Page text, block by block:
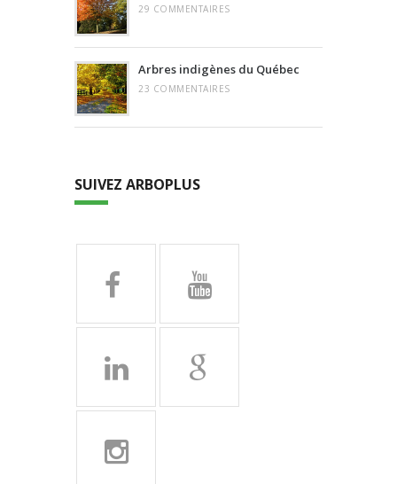
29 COMMENTAIRES
Arbres indigènes du Québec
23 COMMENTAIRES
SUIVEZ ARBOPLUS